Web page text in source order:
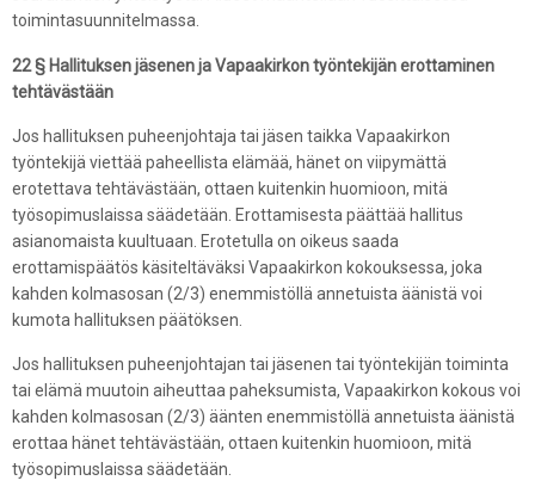
toimintasuunnitelmassa.
22 § Hallituksen jäsenen ja Vapaakirkon työntekijän erottaminen
tehtävästään
Jos hallituksen puheenjohtaja tai jäsen taikka Vapaakirkon
työntekijä viettää paheellista elämää, hänet on viipymättä
erotettava tehtävästään, ottaen kuitenkin huomioon, mitä
työsopimuslaissa säädetään. Erottamisesta päättää hallitus
asianomaista kuultuaan. Erotetulla on oikeus saada
erottamispäätös käsiteltäväksi Vapaakirkon kokouksessa, joka
kahden kolmasosan (2/3) enemmistöllä annetuista äänistä voi
kumota hallituksen päätöksen.
Jos hallituksen puheenjohtajan tai jäsenen tai työntekijän toiminta
tai elämä muutoin aiheuttaa paheksumista, Vapaakirkon kokous voi
kahden kolmasosan (2/3) äänten enemmistöllä annetuista äänistä
erottaa hänet tehtävästään, ottaen kuitenkin huomioon, mitä
työsopimuslaissa säädetään.